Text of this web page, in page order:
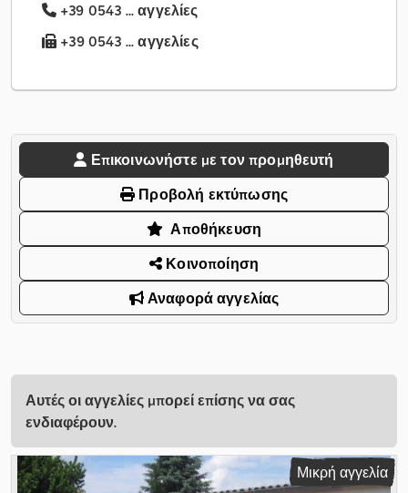
+39 0543 ... αγγελίες
+39 0543 ... αγγελίες
Επικοινωνήστε με τον προμηθευτή
Προβολή εκτύπωσης
Αποθήκευση
Κοινοποίηση
Αναφορά αγγελίας
Αυτές οι αγγελίες μπορεί επίσης να σας
ενδιαφέρουν.
Μικρή αγγελία